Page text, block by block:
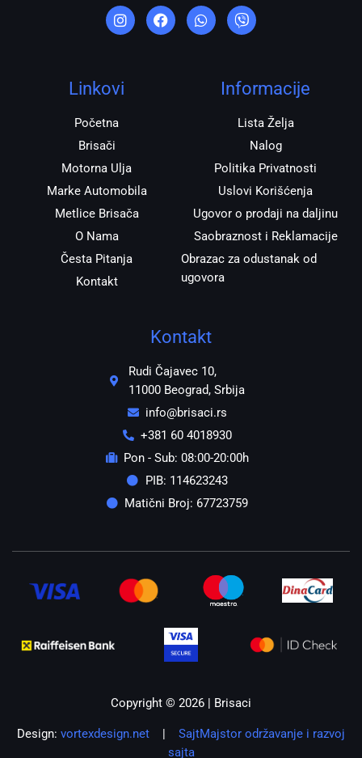
n
s
t
r
a
a
c
e
h
a
t
i
b
e
Linkovi
Početna
Brisači
Motorna Ulja
Marke Automobila
Metlice Brisača
O Nama
Česta Pitanja
Kontakt
Informacije
Lista Želja
Nalog
Politika Privatnosti
Uslovi Korišćenja
Ugovor o prodaji na daljinu
Saobraznost i Reklamacije
Obrazac za odustanak od
ugovora
Kontakt
Rudi Čajavec 10,
11000 Beograd, Srbija
info@brisaci.rs
+381 60 4018930
Pon - Sub: 08:00-20:00h
PIB: 114623243
Matični Broj: 67723759
Copyright © 2026 | Brisaci
Design: vortexdesign.net | SajtMajstor održavanje i razvoj
sajta